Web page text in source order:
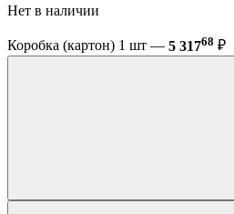
Нет в наличии
Коробка (картон) 1 шт — 5 31768 ₽